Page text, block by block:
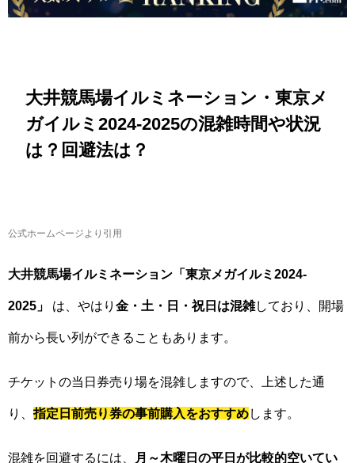
大井競馬場イルミネーション・東京メ
ガイルミ2024-2025の混雑時間や状況
は？回避法は？
公式ホームページより引用
大井競馬場イルミネーション「東京メガイルミ2024-
2025」 は、やはり 金・土・日・祝日は混雑しており、開場
前から長い列ができることもあります。
チケットの当日券売り場を混雑しますので、上述した通
り、指定日前売り券の事前購入をおすすめします。
混雑を回避するには、 月～木曜日の平日が比較的空いてい